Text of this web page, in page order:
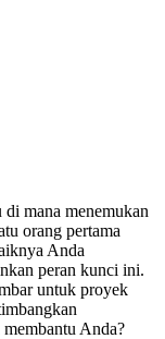
mana menemukan
orang pertama
Anda
peran kunci ini.
untuk proyek
Anda?